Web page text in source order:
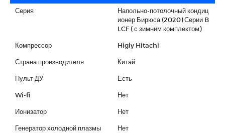
Серия
Напольно-потолочный кондиц
ионер Бирюса (2020) Серии B
LCF ( с зимним комплектом)
Компрессор Higly Hitachi
Страна производителя Китай
Пульт ДУ Есть
Wi-fi Нет
Ионизатор Нет
Генератор холодной плазмы Нет